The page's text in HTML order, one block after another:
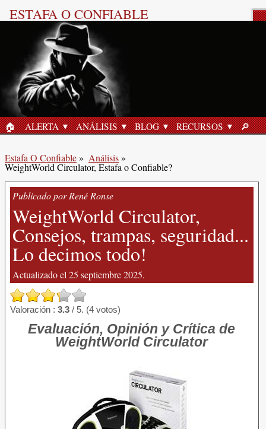
ESTAFA O CONFIABLE
INICIO
🏠︎ ALERTA ANÁLISIS BLOG RECURSOS 🔎︎
Estafa O Confiable» Análisis»
WeightWorld Circulator, Estafa o Confiable?
Publicado por René Ronse
WeightWorld Circulator,
Consejos, trampas, seguridad...
Lo decimos todo!
Actualizado el 25 septiembre 2025.
Valoración : 3.3 / 5. (4 votos)
Evaluación, Opinión y Crítica de
WeightWorld Circulator